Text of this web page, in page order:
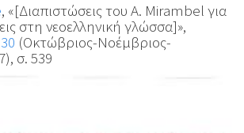
, «[Διαπιστώσεις του A. Mirambel για
στη νεοελληνική γλώσσα]»,
(Οκτώβριος-Νοέμβριος-
σ. 539